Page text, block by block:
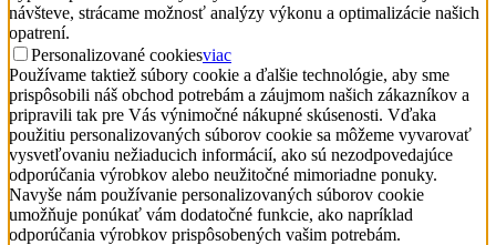
návšteve, strácame možnosť analýzy výkonu a optimalizácie našich
opatrení.
Personalizované cookiesviac
Používame taktiež súbory cookie a ďalšie technológie, aby sme
prispôsobili náš obchod potrebám a záujmom našich zákazníkov a
pripravili tak pre Vás výnimočné nákupné skúsenosti. Vďaka
použitiu personalizovaných súborov cookie sa môžeme vyvarovať
vysvetľovaniu nežiaducich informácií, ako sú nezodpovedajúce
odporúčania výrobkov alebo neužitočné mimoriadne ponuky.
Navyše nám používanie personalizovaných súborov cookie
umožňuje ponúkať vám dodatočné funkcie, ako napríklad
odporúčania výrobkov prispôsobených vašim potrebám.